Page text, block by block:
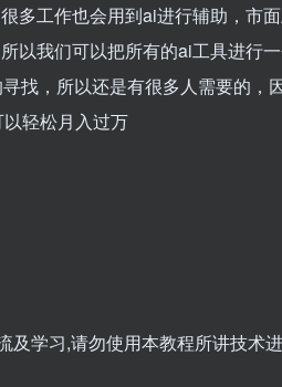
多工作也会用到ai进行辅助，市
以我们可以把所有的ai工具进行
找，所以还是有很多人需要的，
轻松月入过万
及学习,请勿使用本教程所讲技术